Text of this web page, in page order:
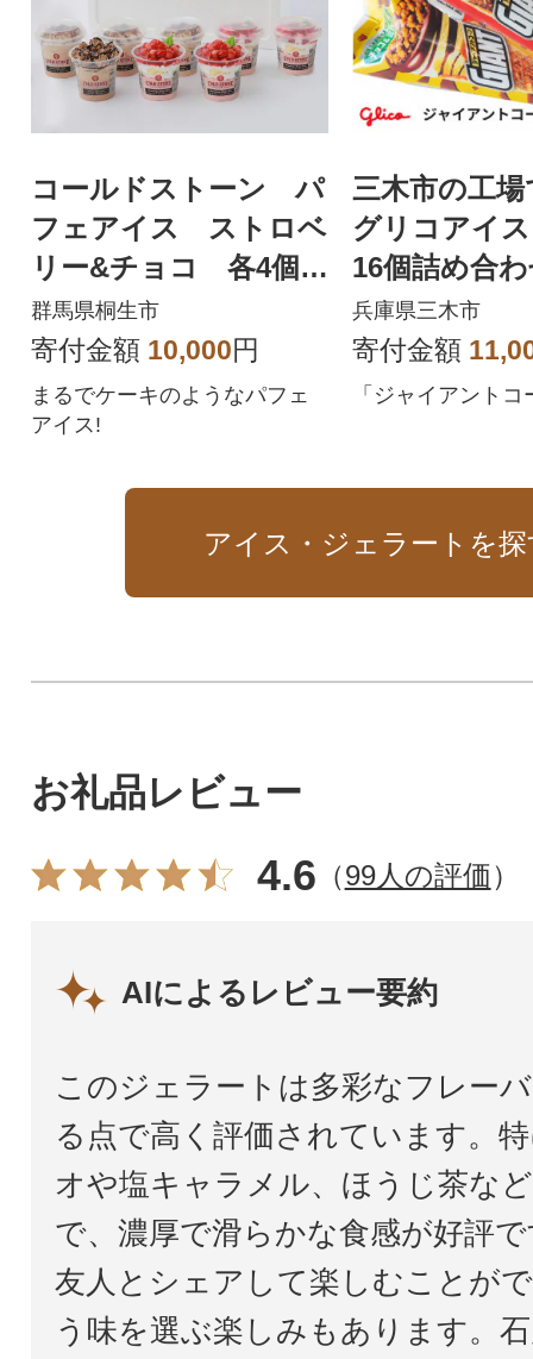
コールドストーン パ
フェアイス ストロベ
リー&チョコ 各4個
(計8個入)
群馬県桐生市
寄付金額 10,000円
まるでケーキのようなパフェ
アイス!
三木市の工
グリコアイ
16個詰め合
兵庫県三木市
寄付金額
「ジャイアント
アイス・ジェラートを
お礼品レビュー
4.6 （99人の評価）
AIによるレビュー要約
このジェラートは多彩なフレー
る点で高く評価されています。
オや塩キャラメル、ほうじ茶な
で、濃厚で滑らかな食感が好評
友人とシェアして楽しむことが
う味を選ぶ楽しみもあります。